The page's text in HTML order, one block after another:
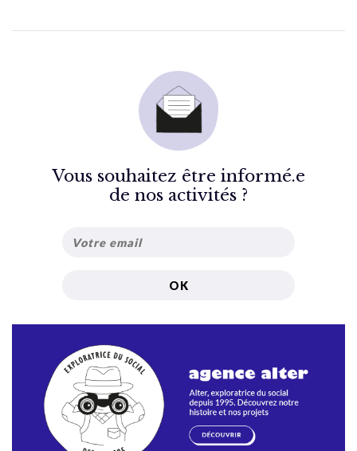
Vous souhaitez être informé.e
de nos activités ?